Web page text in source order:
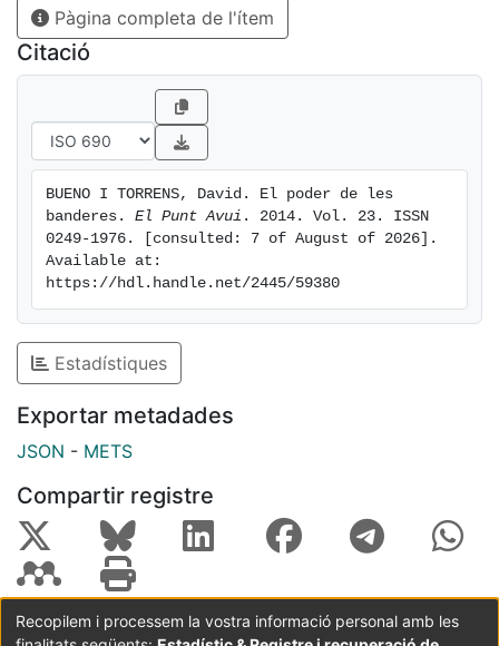
Pàgina completa de l'ítem
Citació
BUENO I TORRENS, David. El poder de les
banderes. El Punt Avui . 2014. Vol. 23. ISSN
0249-1976. [consulted: 7 of August of 2026].
Available at:
https://hdl.handle.net/2445/59380
Estadístiques
Exportar metadades
JSON - METS
Compartir registre
Coordinació:CRAI UB Avís legal Metadades
Recopilem i processem la vostra informació personal amb les